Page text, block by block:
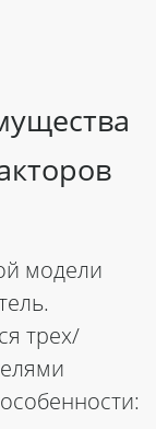
модели
трех/